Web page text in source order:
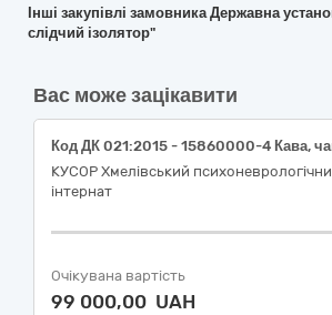
Інші закупівлі замовника Державна
слідчий ізолятор"
Вас може зацікавити
КУСОР Хмелівський
інтернат
Очікувана вартість
99 000,00 UAH